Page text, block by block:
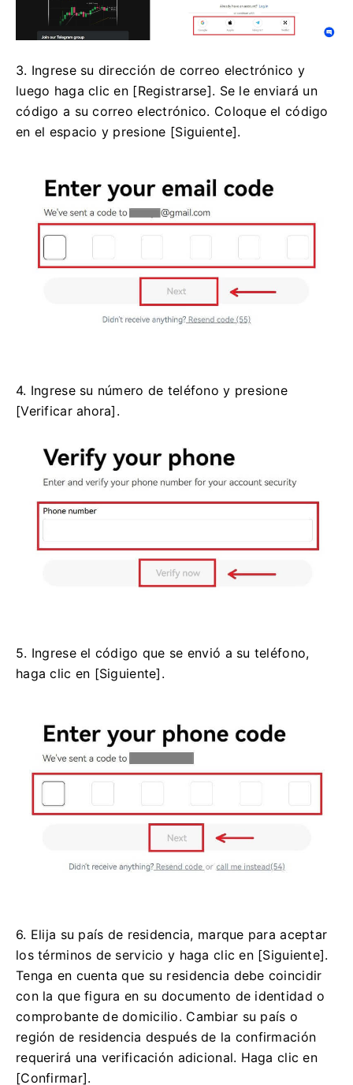
3. Ingrese su dirección de correo electrónico y
luego haga clic en [Registrarse]. Se le enviará un
código a su correo electrónico. Coloque el código
en el espacio y presione [Siguiente].
4. Ingrese su número de teléfono y presione
[Verificar ahora].
5. Ingrese el código que se envió a su teléfono,
haga clic en [Siguiente].
6. Elija su país de residencia, marque para aceptar
los términos de servicio y haga clic en [Siguiente].
Tenga en cuenta que su residencia debe coincidir
con la que figura en su documento de identidad o
comprobante de domicilio. Cambiar su país o
región de residencia después de la confirmación
requerirá una verificación adicional. Haga clic en
[Confirmar].